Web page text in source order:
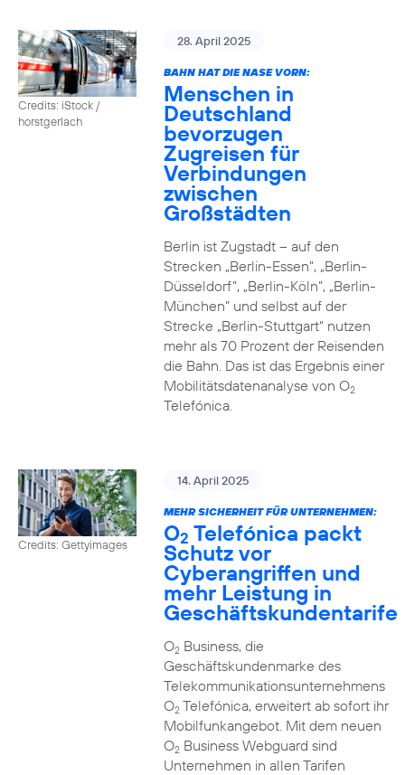
Credits: iStock /
horstgerlach
28. April 2025
BAHN HAT DIE NASE VORN:
Menschen in
Deutschland
bevorzugen
Zugreisen für
Verbindungen
zwischen
Großstädten
Berlin ist Zugstadt – auf den
Strecken „Berlin-Essen”, „Berlin-
Düsseldorf”, „Berlin-Köln”, „Berlin-
München” und selbst auf der
Strecke „Berlin-Stuttgart“ nutzen
mehr als 70 Prozent der Reisenden
die Bahn. Das ist das Ergebnis einer
Mobilitätsdatenanalyse von O2
Telefónica.
Credits: Gettyimages
14. April 2025
MEHR SICHERHEIT FÜR UNTERNEHMEN:
O2 Telefónica packt
Schutz vor
Cyberangriffen und
mehr Leistung in
Geschäftskundentarife
O2Business, die
Geschäftskundenmarke des
Telekommunikationsunternehmens
O2Telefónica, erweitert ab sofort ihr
Mobilfunkangebot. Mit dem neuen
O2Business Webguard sind
Unternehmen in allen Tarifen